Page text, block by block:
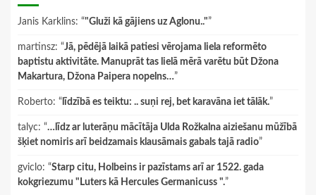
Janis Karklins: “"Gluži kā gājiens uz Aglonu.."”
martinsz: “Jā, pēdējā laikā patiesi vērojama liela reformēto
baptistu aktivitāte. Manuprāt tas lielā mērā varētu būt Džona
Makartura, Džona Paipera nopelns…”
Roberto: “ līdzībā es teiktu: .. suņi rej, bet karavāna iet tālāk.”
talyc: “…līdz ar luterāņu mācītāja Ulda Rožkalna aiziešanu mūžībā
šķiet nomiris arī beidzamais klausāmais gabals tajā radio”
gviclo: “Starp citu, Holbeins ir pazīstams arī ar 1522. gada
kokgriezumu "Luters kā Hercules Germanicuss ".”